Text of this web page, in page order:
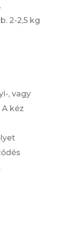
2-2,5 kg
, vagy
kéz